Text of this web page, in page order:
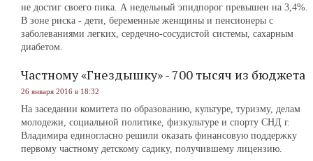
не достиг своего пика. А недельный эпидпорог превышен на 3,4%.
В зоне риска - дети, беременные женщины и пенсионеры с
заболеваниями легких, сердечно-сосудистой системы, сахарным
диабетом.
Частному «Гнездышку» - 700 тысяч из бюджета
26 января 2016 в 18:32
На заседании комитета по образованию, культуре, туризму, делам
молодежи, социальной политике, физкультуре и спорту СНД г.
Владимира единогласно решили оказать финансовую поддержку
первому частному детскому садику, получившему лицензию.